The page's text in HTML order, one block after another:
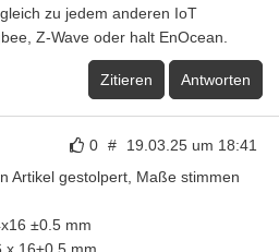
zu jedem anderen IoT
Z-Wave oder halt EnOcean.
Zitieren Antworten
0 # 19.03.25 um 18:41
Artikel gestolpert, Maße stimmen
±0.5 mm